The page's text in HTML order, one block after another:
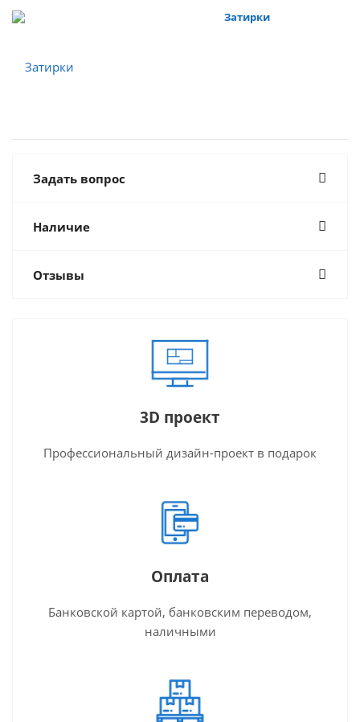
Затирки
Задать вопрос
Наличие
Отзывы
3D проект
Профессиональный дизайн-проект в подарок
Оплата
Банковской картой, банковским переводом,
наличными